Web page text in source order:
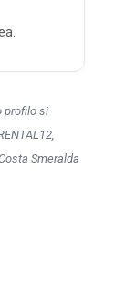
profilo si
Smeralda